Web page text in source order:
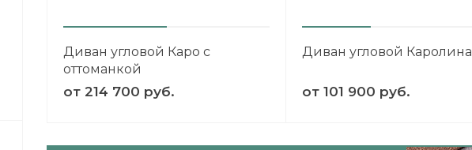
Диван угловой Каро с
оттоманкой
от 214 700 руб.
Диван угловой Каролина
от101 900 руб.